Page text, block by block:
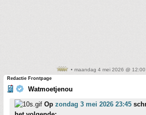
• maandag 4 mei 2026 @ 12:00
Redactie Frontpage
Watmoetjenou
Op zondag 3 mei 2026 23:45